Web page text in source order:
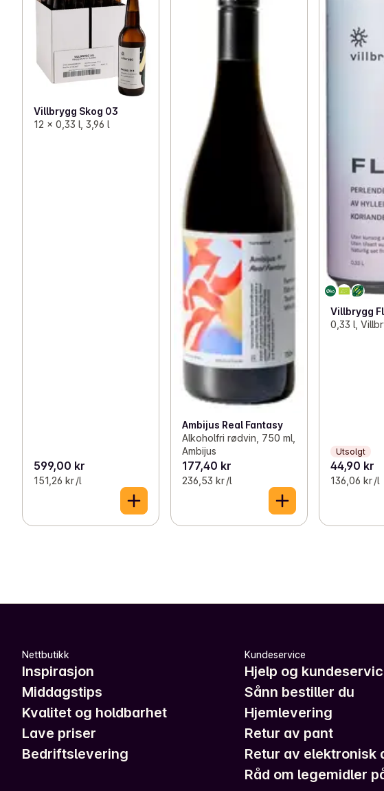
Villbrygg Skog 03
12 x 0,33 l, 3,96 l
599,00 kr
151,26 kr /l
Ambijus Real Fantasy
Alkoholfri rødvin, 750 ml,
Ambijus
177,40 kr
236,53 kr /l
Villbrygg
0,33 l,
Utsolgt
44,90 kr
136,06 kr /l
Nettbutikk
Inspirasjon
Middagstips
Kvalitet og holdbarhet
Lave priser
Bedriftslevering
Kundeservice
Hjelp og
Sånn bestiller du
Hjemlevering
Retur av pant
Retur av elektronisk
Råd om legemidler